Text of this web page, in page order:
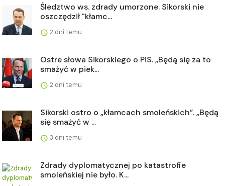
Śledztwo ws. zdrady umorzone. Sikorski nie
oszczędził "kłamc...
2 dni temu
Ostre słowa Sikorskiego o PiS. „Będą się za to
smażyć w piek...
2 dni temu
Sikorski ostro o „kłamcach smoleńskich”. „Będą
się smażyć w ...
3 dni temu
Zdrady dyplomatycznej po katastrofie
smoleńskiej nie było. K...